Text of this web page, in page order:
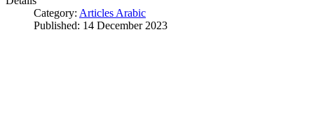
Category: Articles Arabic
Published: 14 December 2023